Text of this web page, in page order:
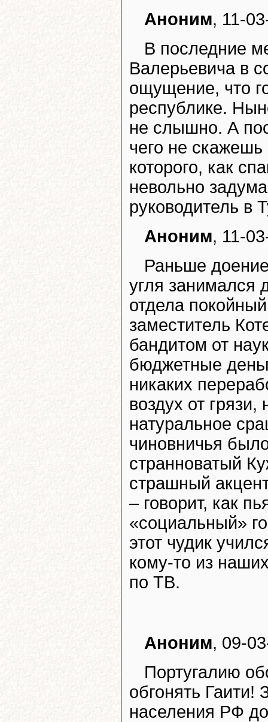
Аноним, 11-
В последние
Валерьевича в
ощущение, что
республике.
не слышно. А
чего не
которого, как
невольно
руководитель в
Аноним, 11-
Раньше
угля занимался
отдела
заместитель
бандитом от
бюджетные
никаких
воздух от
натуральное
чиновничья
странноватый
страшный
– говорит, как
«социальный»
этот чудик
кому-то из
по ТВ.
Аноним, 09-
Португалию
обгонять Гаити!
населения РФ